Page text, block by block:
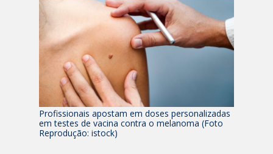
Profissionais apostam em doses personalizadas
em testes de vacina contra o melanoma (Foto
Reprodução: istock)